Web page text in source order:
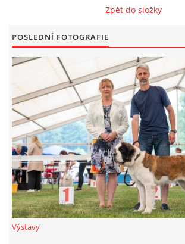
KONTAKT
© CHS ze Severních vrchů |
Zpět do složky
POSLEDNÍ FOTOGRAFIE
Výstavy